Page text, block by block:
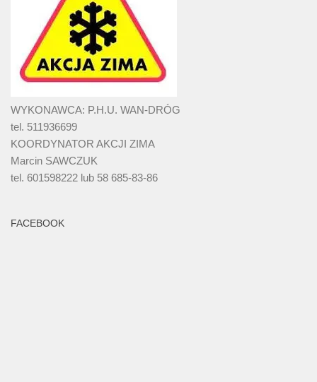
WYKONAWCA: P.H.U. WAN-DRÓG
tel. 511936699
KOORDYNATOR AKCJI ZIMA
Marcin SAWCZUK
tel. 601598222 lub 58 685-83-86
FACEBOOK